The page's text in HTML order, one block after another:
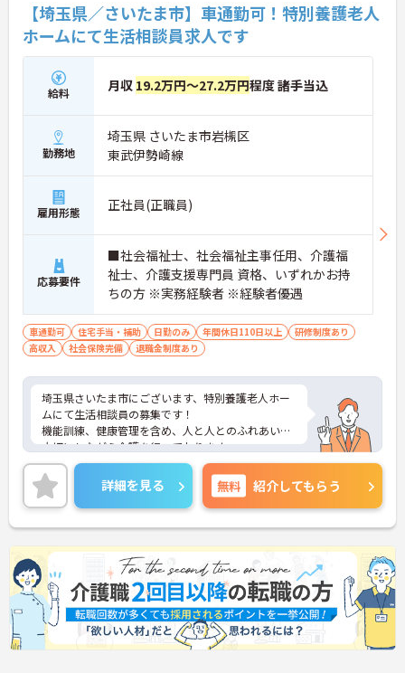
【埼玉県／さいたま市】車通勤可！特別養護老人
ホームにて生活相談員求人です
給料 月収 19.2万円～27.2万円程度 諸手当込
勤務地
埼玉県 さいたま市岩槻区
東武伊勢崎線
雇用形態 正社員(正職員)
応募要件
■社会福祉士、社会福祉主事任用、介護福
祉士、介護支援専門員 資格、いずれかお持
ちの方 ※実務経験者 ※経験者優遇
車通勤可 住宅手当・補助 日勤のみ 年間休日110日以上
研修制度あり
高収入
社会保険完備 退職金制度あり
埼玉県さいたま市にございます、特別養護老人ホー
ムにて生活相談員の募集です！
機能訓練、健康管理を含め、人と人とのふれあいを
大切にしながら介護を行っております。
現在相談員は4名の方が在籍しておられるので、何
か困った時にも相談のしやすい職場環境です！
ご興味のある方には、面接対策ポイントなど、さら
に詳細をお話しいたしますので、お気軽にご相談く
ださい。
詳細を見る 無料 紹介してもらう